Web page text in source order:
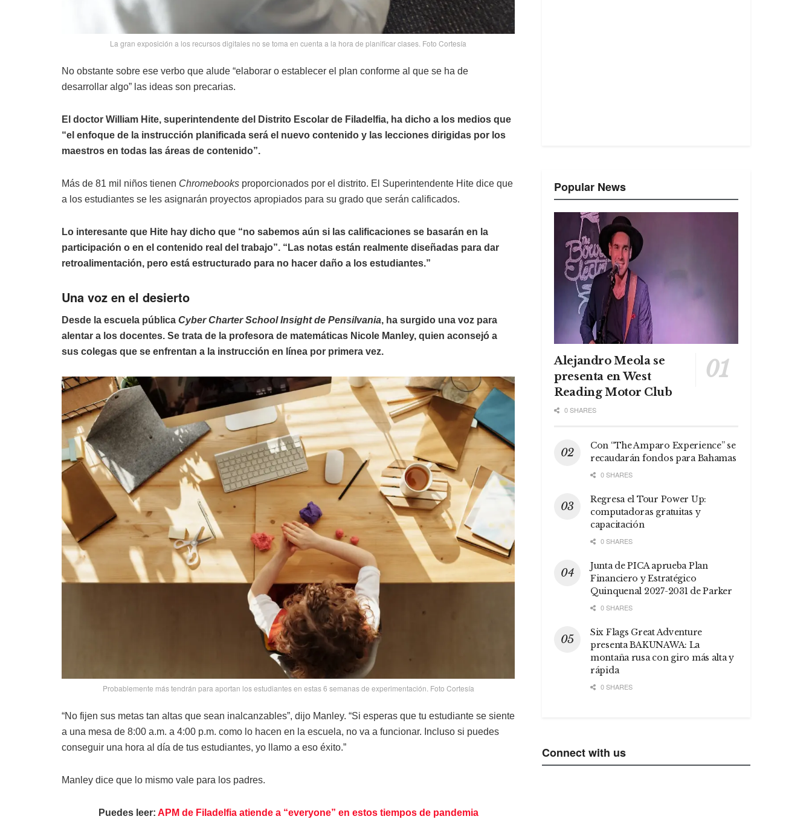
La gran exposición a los recursos digitales no se toma en cuenta a la hora de planificar clases. Foto Cortesía
No obstante sobre ese verbo que alude “elaborar o establecer el plan conforme al que se ha de
desarrollar algo” las ideas son precarias.
El doctor William Hite, superintendente del Distrito Escolar de Filadelfia, ha dicho a los medios que
“el enfoque de la instrucción planificada será el nuevo contenido y las lecciones dirigidas por los
maestros en todas las áreas de contenido”.
Más de 81 mil niños tienen Chromebooks proporcionados por el distrito. El Superintendente Hite dice que
a los estudiantes se les asignarán proyectos apropiados para su grado que serán calificados.
Lo interesante que Hite hay dicho que “no sabemos aún si las calificaciones se basarán en la
participación o en el contenido real del trabajo”. “Las notas están realmente diseñadas para dar
retroalimentación, pero está estructurado para no hacer daño a los estudiantes.”
Una voz en el desierto
Desde la escuela pública Cyber Charter School Insight de Pensilvania, ha surgido una voz para
alentar a los docentes. Se trata de la profesora de matemáticas Nicole Manley, quien aconsejó a
sus colegas que se enfrentan a la instrucción en línea por primera vez.
Probablemente más tendrán para aportan los estudiantes en estas 6 semanas de experimentación. Foto Cortesía
“No fijen sus metas tan altas que sean inalcanzables”, dijo Manley. “Si esperas que tu estudiante se siente
a una mesa de 8:00 a.m. a 4:00 p.m. como lo hacen en la escuela, no va a funcionar. Incluso si puedes
conseguir una hora al día de tus estudiantes, yo llamo a eso éxito.”
Manley dice que lo mismo vale para los padres.
Puedes leer: APM de Filadelfia atiende a “everyone” en estos tiempos de pandemia
Popular News
Alejandro Meola se
presenta en West
Reading Motor Club
0 SHARES
Con “The Amparo Experience” se
recaudarán fondos para Bahamas
0 SHARES
Regresa el Tour Power Up:
computadoras gratuitas y
capacitación
0 SHARES
Junta de PICA aprueba Plan
Financiero y Estratégico
Quinquenal 2027-2031 de Parker
0 SHARES
Six Flags Great Adventure
presenta BAKUNAWA: La
montaña rusa con giro más alta y
rápida
0 SHARES
Connect with us